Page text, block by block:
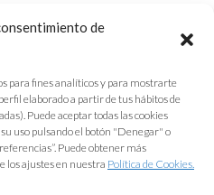
de
para fines analíticos y para mostrarte
elaborado a partir de tus hábitos de
Puede aceptar todas las cookies
uso pulsando el botón "Denegar" o
Puede obtener más
los ajustes en nuestra Política de Cookies.
de Cádiz
uso